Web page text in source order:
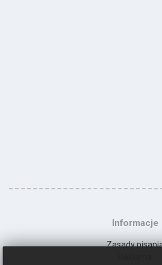
Informacje
Zasady